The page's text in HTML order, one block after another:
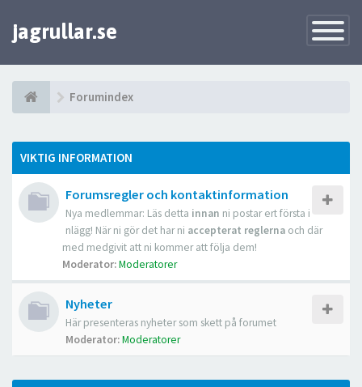
Toggle
jagrullar.se
Forumindex
VIKTIG INFORMATION
Forumsregler och kontaktinformation
Nya medlemmar: Läs detta innan ni postar ert första i
nlägg! När ni gör det har ni accepterat reglerna och där
med medgivit att ni kommer att följa dem!
Moderator:Moderatorer
Nyheter
Här presenteras nyheter som skett på forumet
Moderator:Moderatorer